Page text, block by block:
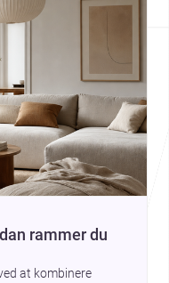
rammer du
at kombinere